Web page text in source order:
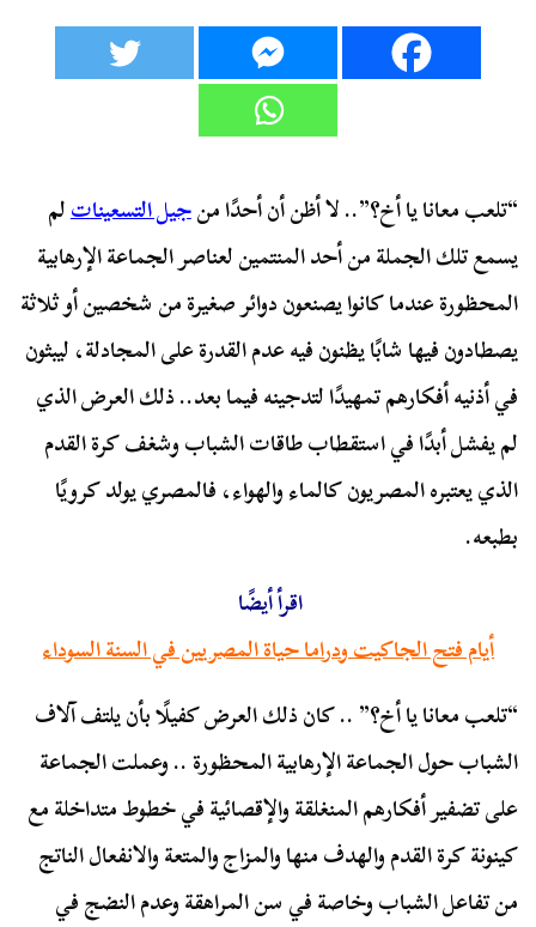
“تلعب معانا يا أخ؟”.. لا أظن أن أحدًا منجيل التسعيناتلم
يسمع تلك الجملة من أحد المنتمين لعناصر الجماعة الإرهابية
المحظورة عندما كانوا يصنعون دوائر صغيرة من شخصين أو ثلاثة
يصطادون فيها شابًا يظنون فيه عدم القدرة على المجادلة، ليبثون
في أذنيه أفكارهم تمهيدًا لتدجينه فيما بعد.. ذلك العرض الذي
لم يفشل أبدًا في استقطاب طاقات الشباب وشغف كرة القدم
الذي يعتبره المصريون كالماء والهواء، فالمصري يولد كرويًا
بطبعه.
اقرأ أيضًا
أيام فتح الجاكيت ودراما حياة المصريين في السنة السوداء
“تلعب معانا يا أخ؟” .. كان ذلك العرض كفيلًا بأن يلتف آلاف
الشباب حول الجماعة الإرهابية المحظورة .. وعملت الجماعة
على تضفير أفكارهم المنغلقة والإقصائية في خطوط متداخلة مع
كينونة كرة القدم والهدف منها والمزاج والمتعة والانفعال الناتج
من تفاعل الشباب وخاصة في سن المراهقة وعدم النضج في